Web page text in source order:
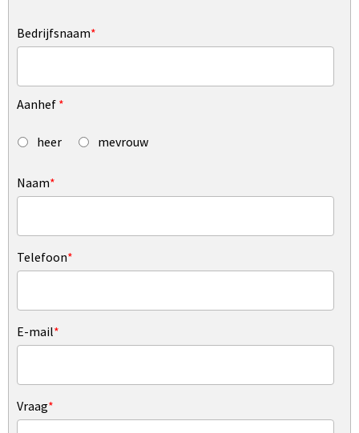
Bedrijfsnaam*
Aanhef *
heer mevrouw
Naam*
Telefoon*
E-mail*
Vraag*